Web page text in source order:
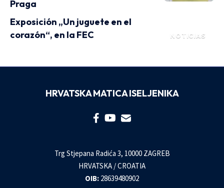
Praga
NOTICIAS
Exposición „Un juguete en el
corazón“, en la FEC
HRVATSKA MATICA ISELJENIKA
Trg Stjepana Radića 3, 10000 ZAGREB
HRVATSKA / CROATIA
OIB: 28639480902